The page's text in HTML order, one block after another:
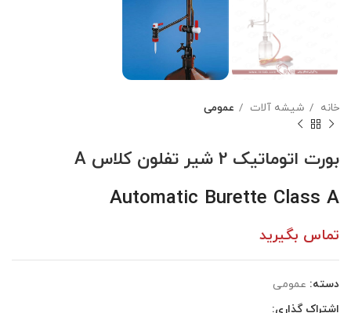
خانه شیشه آلات عمومی
بورت اتوماتیک 2 شیر تفلون کلاس A
Automatic Burette Class A
تماس بگیرید
دسته: عمومی
اشتراک گذاری: